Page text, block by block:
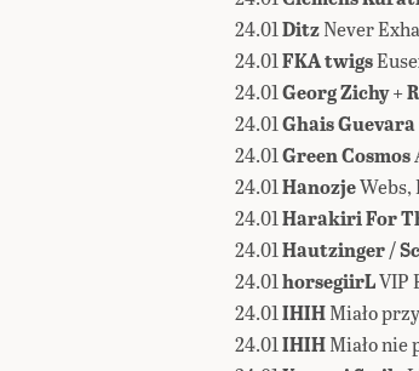
24.01DitzNever
24.01FKA twigs
24.01Georg Zichy +
24.01Ghais Guevara
24.01Green Cosmos
24.01HanozjeWebs,
24.01Harakiri For
24.01Hautzinger /
24.01horsegiirLVIP
24.01IHIHMiało
24.01IHIHMiało nie